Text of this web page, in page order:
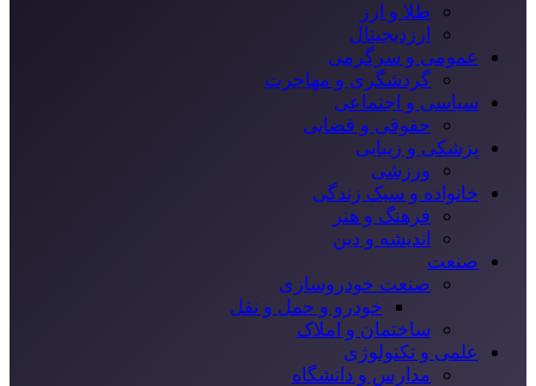
طلا و ارز
ارزدیجیتال
عمومی و سرگرمی
گردشگری و مهاجرت
سیاسی و اجتماعی
حقوقی و قضایی
پزشکی و زیبایی
ورزشی
خانواده و سبک زندگی
فرهنگ و هنر
اندیشه و دین
صنعت
صنعت خودروسازی
خودرو و حمل و نقل
ساختمان و املاک
علمی و تکنولوژی
مدارس و دانشگاه